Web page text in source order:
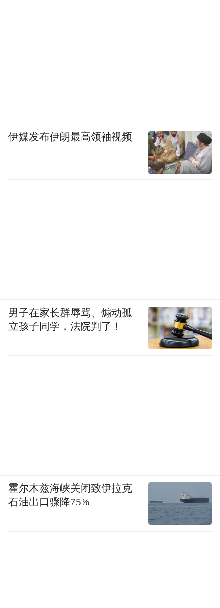
伊媒发布伊朗最高领袖视频
男子在家长群辱骂、煽动孤
立孩子同学，法院判了！
霍尔木兹海峡关闭致伊拉克
石油出口骤降75%